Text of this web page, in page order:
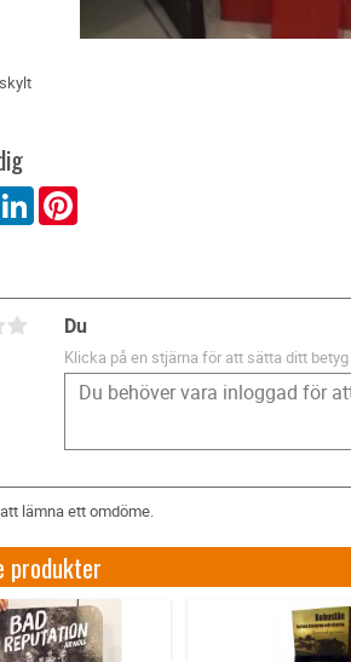
LinkedIn
Du
Klicka på en stjärna för att sätta ditt betyg
lämna ett omdöme.
produkter